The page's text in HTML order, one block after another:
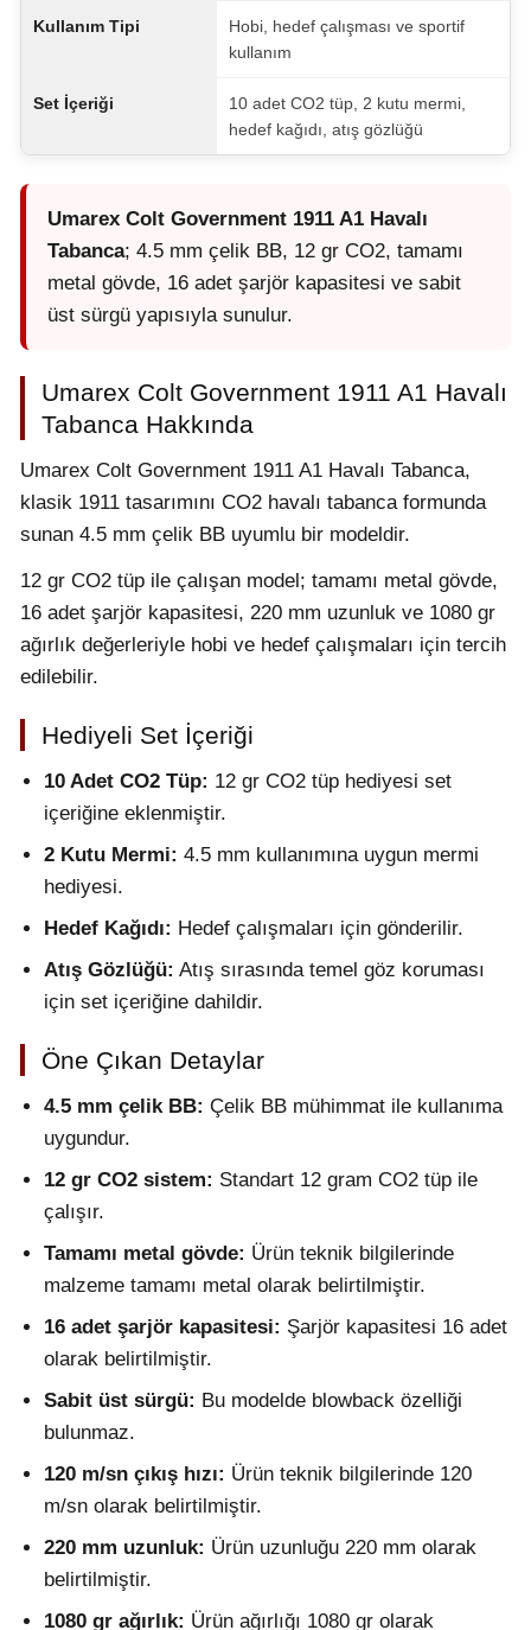
Kullanım Tipi
Hobi, hedef çalışması ve sportif
kullanım
Set İçeriği
10 adet CO2 tüp, 2 kutu mermi,
hedef kağıdı, atış gözlüğü
Umarex Colt Government 1911 A1 Havalı
Tabanca; 4.5 mm çelik BB, 12 gr CO2, tamamı
metal gövde, 16 adet şarjör kapasitesi ve sabit
üst sürgü yapısıyla sunulur.
Umarex Colt Government 1911 A1 Havalı
Tabanca Hakkında
Umarex Colt Government 1911 A1 Havalı Tabanca,
klasik 1911 tasarımını CO2 havalı tabanca formunda
sunan 4.5 mm çelik BB uyumlu bir modeldir.
12 gr CO2 tüp ile çalışan model; tamamı metal gövde,
16 adet şarjör kapasitesi, 220 mm uzunluk ve 1080 gr
ağırlık değerleriyle hobi ve hedef çalışmaları için tercih
edilebilir.
Hediyeli Set İçeriği
10 Adet CO2 Tüp: 12 gr CO2 tüp hediyesi set
içeriğine eklenmiştir.
2 Kutu Mermi: 4.5 mm kullanımına uygun mermi
hediyesi.
Hedef Kağıdı: Hedef çalışmaları için gönderilir.
Atış Gözlüğü: Atış sırasında temel göz koruması
için set içeriğine dahildir.
Öne Çıkan Detaylar
4.5 mm çelik BB: Çelik BB mühimmat ile kullanıma
uygundur.
12 gr CO2 sistem: Standart 12 gram CO2 tüp ile
çalışır.
Tamamı metal gövde: Ürün teknik bilgilerinde
malzeme tamamı metal olarak belirtilmiştir.
16 adet şarjör kapasitesi: Şarjör kapasitesi 16 adet
olarak belirtilmiştir.
Sabit üst sürgü: Bu modelde blowback özelliği
bulunmaz.
120 m/sn çıkış hızı: Ürün teknik bilgilerinde 120
m/sn olarak belirtilmiştir.
220 mm uzunluk: Ürün uzunluğu 220 mm olarak
belirtilmiştir.
1080 gr ağırlık: Ürün ağırlığı 1080 gr olarak